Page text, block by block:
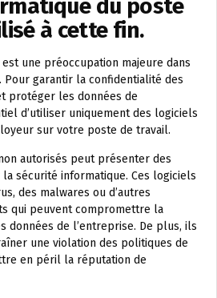
du poste
à cette fin.
une préoccupation majeure dans
garantir la confidentialité des
protéger les données de
d’utiliser uniquement des logiciels
sur votre poste de travail.
autorisés peut présenter des
sécurité informatique. Ces logiciels
des malwares ou d’autres
qui peuvent compromettre la
données de l’entreprise. De plus, ils
une violation des politiques de
en péril la réputation de